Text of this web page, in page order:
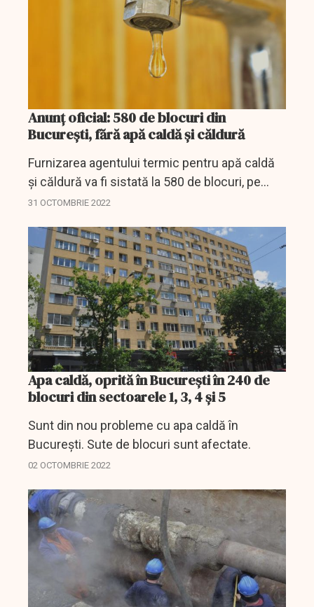
Anunț oficial: 580 de blocuri din
București, fără apă caldă și căldură
Furnizarea agentului termic pentru apă caldă
şi căldură va fi sistată la 580 de blocuri, pe
parcursul următoarelor zile, ca urmare a unor
în...
31 OCTOMBRIE 2022
Apa caldă, oprită în București în 240 de
blocuri din sectoarele 1, 3, 4 şi 5
Sunt din nou probleme cu apa caldă în
București. Sute de blocuri sunt afectate.
02 OCTOMBRIE 2022